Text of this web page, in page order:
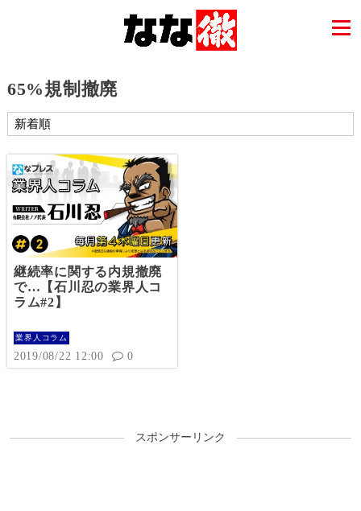
65%規制撤廃
継続率に関する内規撤廃
で…【石川忍の業界人コ
ラム#2】
業界人コラム
2019/08/22 12:00 0
スポンサーリンク